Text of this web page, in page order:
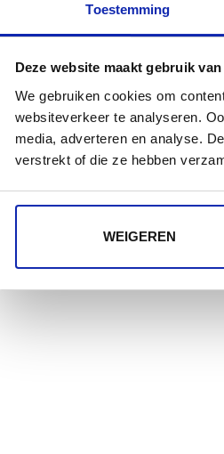
Toestemming
Deze website maakt gebruik
We gebruiken cookies om
websiteverkeer te analyseren.
media, adverteren en analyse.
verstrekt of die ze hebben
WEIGEREN